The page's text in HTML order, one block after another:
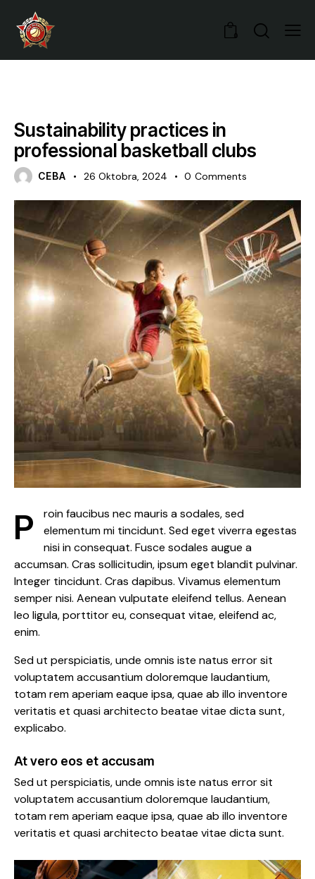
0
Sustainability practices in
professional basketball clubs
CEBA 26 Oktobra, 2024 0 Comments
Proin faucibus nec mauris a sodales, sed
elementum mi tincidunt. Sed eget viverra egestas
nisi in consequat. Fusce sodales augue a
accumsan. Cras sollicitudin, ipsum eget blandit pulvinar.
Integer tincidunt. Cras dapibus. Vivamus elementum
semper nisi. Aenean vulputate eleifend tellus. Aenean
leo ligula, porttitor eu, consequat vitae, eleifend ac,
enim.
Sed ut perspiciatis, unde omnis iste natus error sit
voluptatem accusantium doloremque laudantium,
totam rem aperiam eaque ipsa, quae ab illo inventore
veritatis et quasi architecto beatae vitae dicta sunt,
explicabo.
At vero eos et accusam
Sed ut perspiciatis, unde omnis iste natus error sit
voluptatem accusantium doloremque laudantium,
totam rem aperiam eaque ipsa, quae ab illo inventore
veritatis et quasi architecto beatae vitae dicta sunt.